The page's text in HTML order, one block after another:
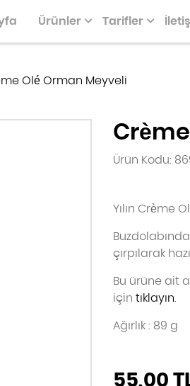
Ürünler
KEK & PASTA
Tarifler
KIŞLER
Olé Orman Meyveli
Ürün Kodu:
Yılın Crème
çırpılarak
Bu ürüne ait
için tıklayın
Ağırlık : 89 g
55,00